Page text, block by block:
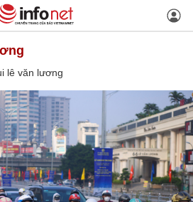
lê văn lương